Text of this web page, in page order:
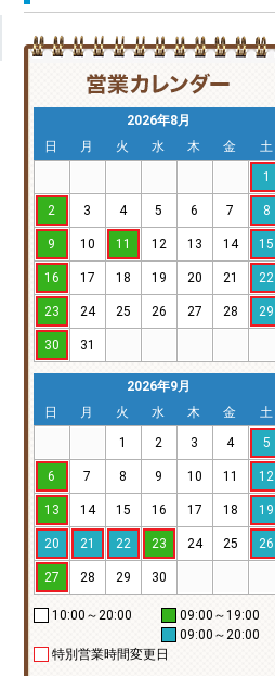
2026年8月
日
月 火 水 木 金
土
1
2 3 4 5 6 7 8
9 10 11 12 13 14 15
16 17 18 19 20 21 22
23 24 25 26 27 28 29
30 31
2026年9月
日
月 火 水 木 金
土
1
2 3 4 5
6 7 8 9 10 11 12
13 14 15 16 17 18 19
20 21 22 23 24 25 26
27 28 29 30
10:00～20:00
09:00～19:00
09:00～20:00
特別営業時間変更日